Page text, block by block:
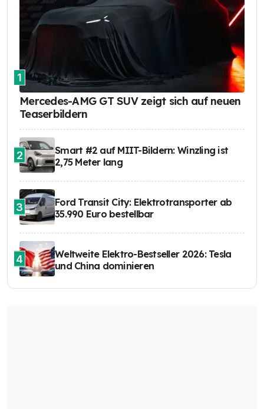
1
Mercedes-AMG GT SUV zeigt sich auf neuen
Teaserbildern
2
Smart #2 auf MIIT-Bildern: Winzling ist
2,75 Meter lang
3
Ford Transit City: Elektrotransporter ab
35.990 Euro bestellbar
4
Weltweite Elektro-Bestseller 2026: Tesla
und China dominieren